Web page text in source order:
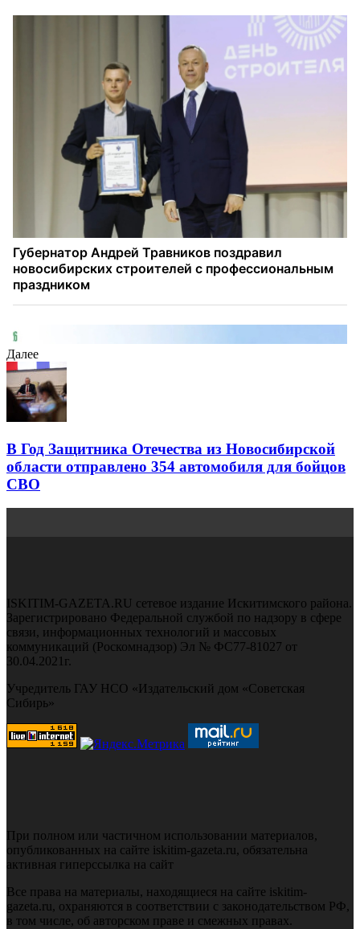
Далее
В Год Защитника Отечества из Новосибирской
области отправлено 354 автомобиля для бойцов
СВО
ISKITIM-GAZETA.RU сетевое издание Искитимского района.
Зарегистрировано Федеральной службой по надзору в сфере
связи, информационных технологий и массовых
коммуникаций (Роскомнадзор) Эл № ФС77-81027 от
30.04.2021г.
Учредитель ГАУ НСО «Издательский дом «Советская
Сибирь»
При полном или частичном использовании материалов,
опубликованных на сайте iskitim-gazeta.ru, обязательна
активная гиперссылка на сайт
Все права на материалы, находящиеся на сайте iskitim-
gazeta.ru, охраняются в соответствии с законодательством РФ,
в том числе, об авторском праве и смежных правах.